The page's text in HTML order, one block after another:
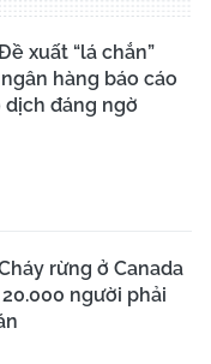
xuất “lá chắn”
hàng báo cáo
dịch đáng ngờ
rừng ở Canada
người phải